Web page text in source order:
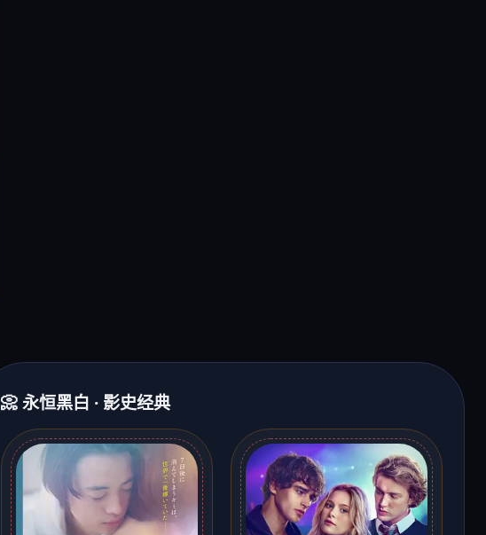
📀 永恒黑白 · 影史经典